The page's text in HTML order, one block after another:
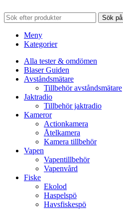
Sök på
Meny
Kategorier
Alla tester & omdömen
Blaser Guiden
Avståndsmätare
Tillbehör avståndsmätare
Jaktradio
Tillbehör jaktradio
Kameror
Actionkamera
Åtelkamera
Kamera tillbehör
Vapen
Vapentillbehör
Vapenvård
Fiske
Ekolod
Haspelspö
Havsfiskespö